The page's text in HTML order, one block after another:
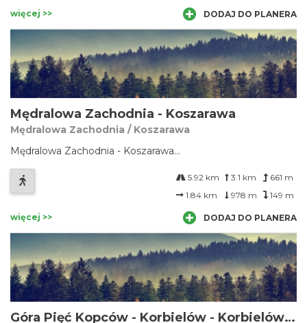
więcej >> DODAJ DO PLANERA
Mędralowa Zachodnia - Koszarawa
Mędralowa Zachodnia / Koszarawa
Mędralowa Zachodnia - Koszarawa...
5.92 km 3.1 km
661 m
1.84 km
978 m 149 m
więcej >> DODAJ DO PLANERA
Góra Pięć Kopców - Korbielów - Korbielów Górny - do czerwonego